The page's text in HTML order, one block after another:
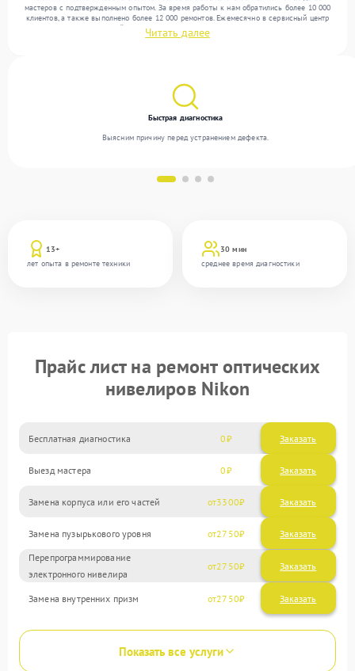
мастеров с подтвержденным опытом. За время работы к нам обратились более 10 000
клиентов, а также выполнено более 12 000 ремонтов. Ежемесячно в сервисный центр
поступает более 300 устройств, включая , , . Мы выполняем ремонт различного уровня
сложности и поддерживаем высокий стандарт качества благодаря использованию
Читать далее
13+
лет опыта в ремонте техники
30 мин
среднее время диагностики
Быстрая диагностика
Выясним причину перед устранением дефекта.
Прайс лист на ремонт оптических
нивелиров Nikon
Бесплатная диагностика 0 Заказать
Выезд мастера 0 Заказать
Замена корпуса или его частей 3300
Замена пузырькового уровня 2750
Перепрограммирование
электронного нивелира
2750
Замена внутренних призм 2750
Показать все услуги